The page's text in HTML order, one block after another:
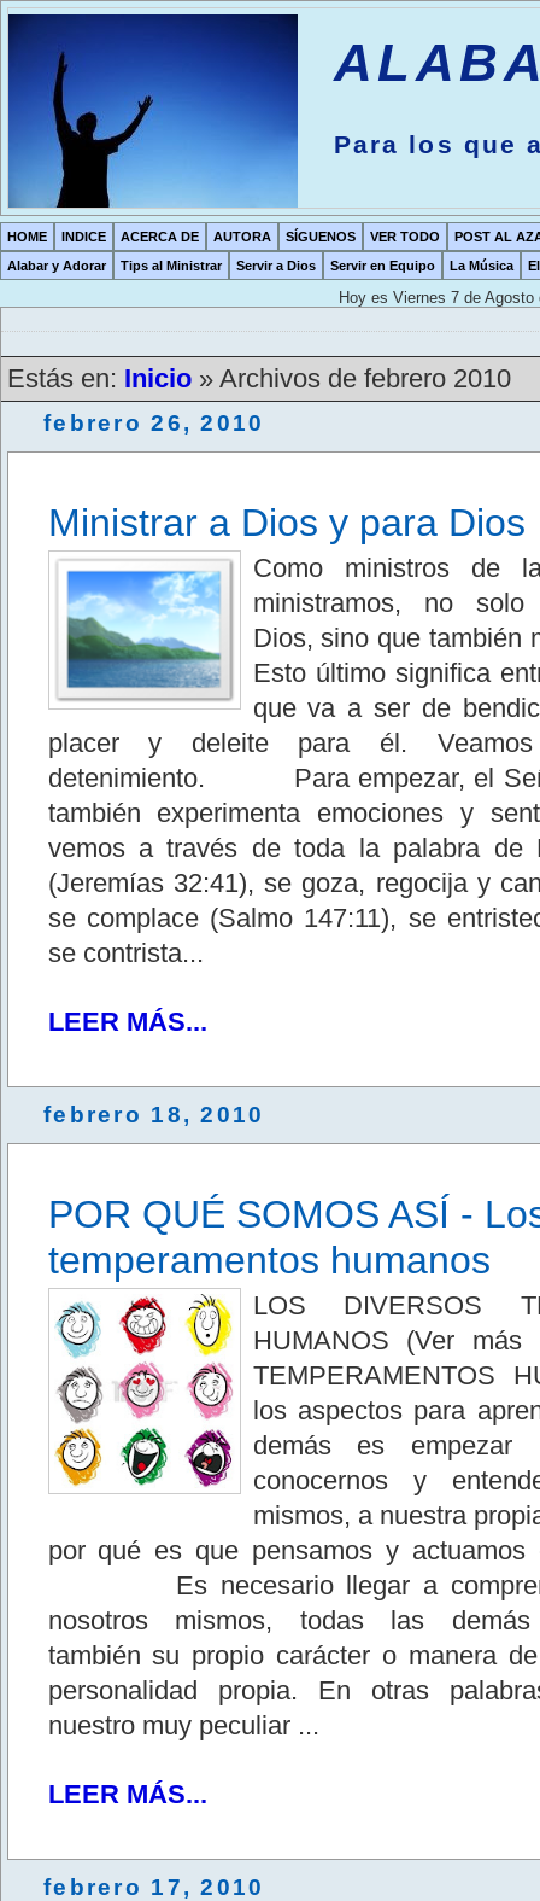
Para los que
HOME INDICE ACERCA DE AUTORA SÍGUENOS VER TODO
POST AL
Alabar y Adorar
Tips al Ministrar Servir a Dios Servir en Equipo La Música
Hoy es Viernes 7 de
Estás en: Inicio » Archivos de febrero 2010
febrero 26, 2010
Ministrar a Dios y para Dios
Como ministros de
ministramos, no solo
Dios, sino que también
Esto último significa
que va a ser de
placer y deleite para él.
detenimiento. Para empezar, el
también experimenta emociones y
vemos a través de toda la palabra de
(Jeremías 32:41), se goza, regocija y
se complace (Salmo 147:11), se
se contrista...
LEER MÁS...
febrero 18, 2010
POR QUÉ SOMOS ASÍ -
temperamentos humanos
LOS DIVERSOS
HUMANOS (Ver
TEMPERAMENTOS
los aspectos para
demás es empezar
conocernos y
mismos, a nuestra
por qué es que pensamos y actuamos
Es necesario llegar a
nosotros mismos, todas las
también su propio carácter o manera
personalidad propia. En otras
nuestro muy peculiar ...
LEER MÁS...
febrero 17, 2010